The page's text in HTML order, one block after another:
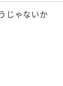
じゃないか